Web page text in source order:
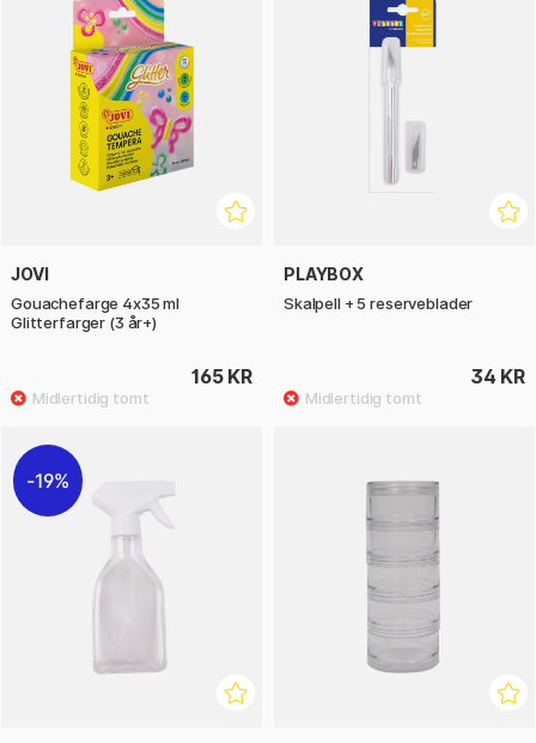
JOVI
Gouachefarge 4x35 ml
Glitterfarger (3 år+)
165 KR
PLAYBOX
Skalpell + 5 reserveblader
34 KR
19%